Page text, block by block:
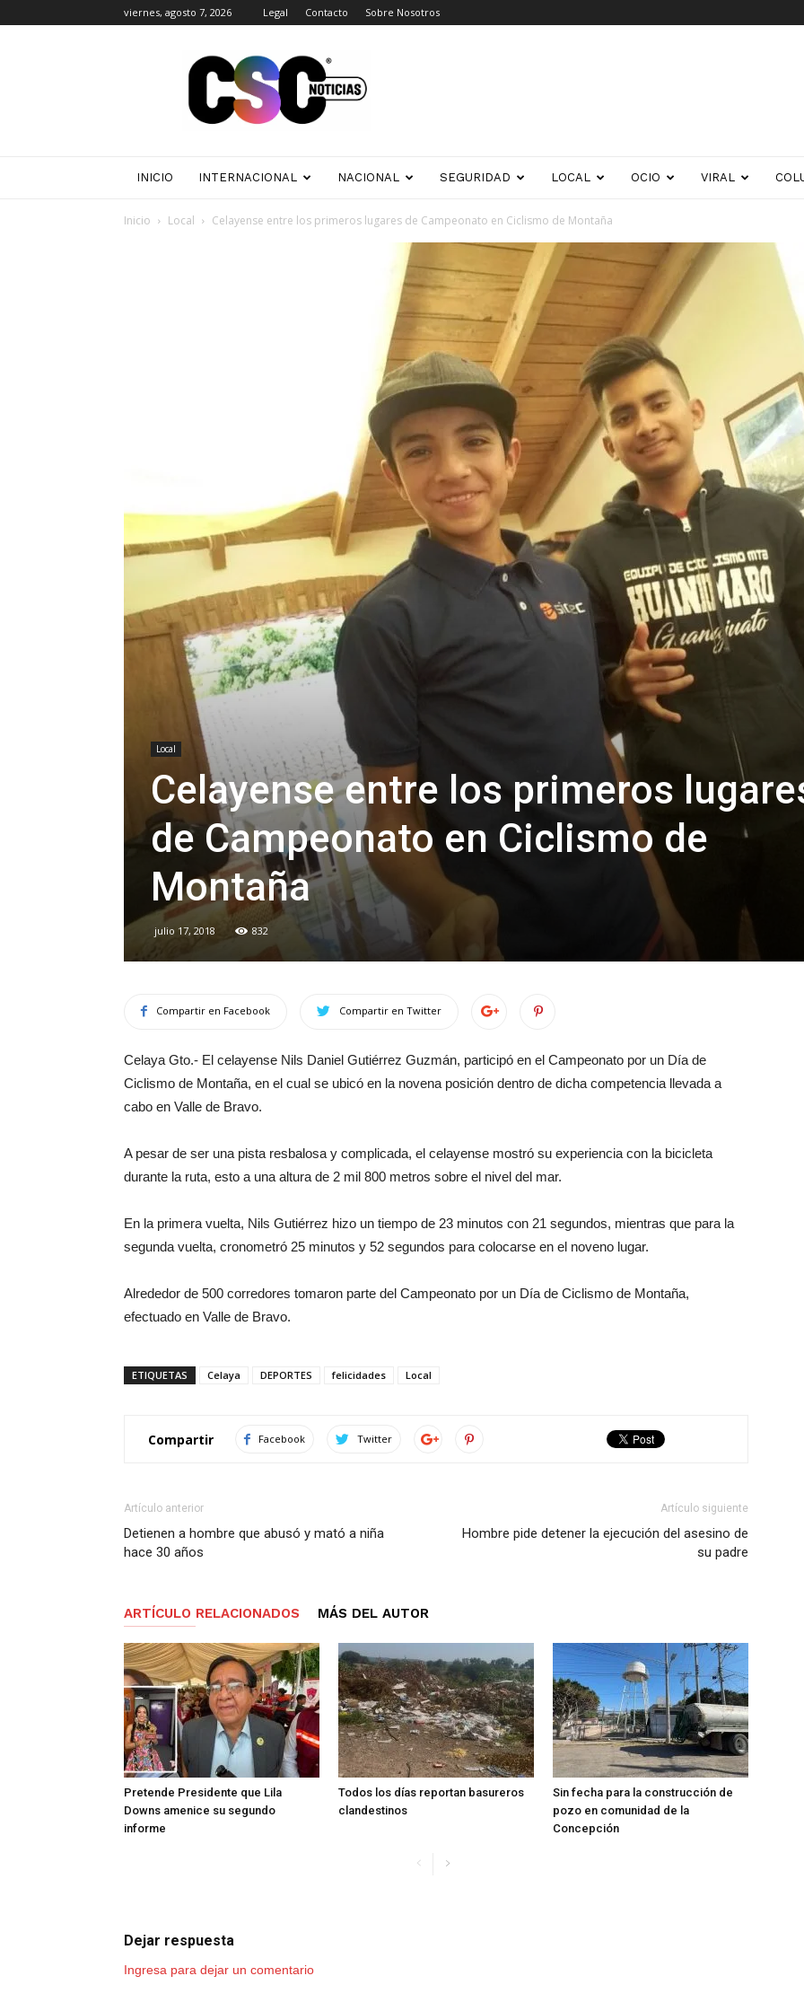
viernes, agosto 7, 2026 Legal Contacto Sobre Nosotros
Noticias
INICIO INTERNACIONAL NACIONAL SEGURIDAD LOCAL OCIO VIRAL
Inicio Local Celayense entre los primeros lugares de Campeonato en Ciclismo de Montaña
Local
Celayense entre los primeros
de Campeonato en Ciclismo de
Montaña
julio 17, 2018 832
Compartir en Facebook Compartir en Twitter
Celaya Gto.- El celayense Nils Daniel Gutiérrez Guzmán, participó en el Campeonato por un Día de
Ciclismo de Montaña, en el cual se ubicó en la novena posición dentro de dicha competencia llevada a
cabo en Valle de Bravo.
A pesar de ser una pista resbalosa y complicada, el celayense mostró su experiencia con la bicicleta
durante la ruta, esto a una altura de 2 mil 800 metros sobre el nivel del mar.
En la primera vuelta, Nils Gutiérrez hizo un tiempo de 23 minutos con 21 segundos, mientras que para la
segunda vuelta, cronometró 25 minutos y 52 segundos para colocarse en el noveno lugar.
Alrededor de 500 corredores tomaron parte del Campeonato por un Día de Ciclismo de Montaña,
efectuado en Valle de Bravo.
ETIQUETAS Celaya DEPORTES felicidades Local
Compartir Facebook Twitter
Artículo anterior
Detienen a hombre que abusó y mató a niña
hace 30 años
Artículo siguiente
Hombre pide detener la ejecución del asesino de
su padre
ARTÍCULO RELACIONADOS MÁS DEL AUTOR
Pretende Presidente que Lila
Downs amenice su segundo
informe
Todos los días reportan basureros
clandestinos
Sin fecha para la construcción de
pozo en comunidad de la
Concepción
Dejar respuesta
Ingresa para dejar un comentario